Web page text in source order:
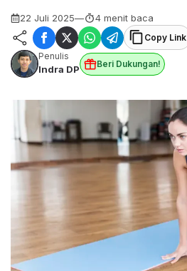
22 Juli 2025— 4 menit baca
Copy Link
Penulis
Indra DP Beri Dukungan!